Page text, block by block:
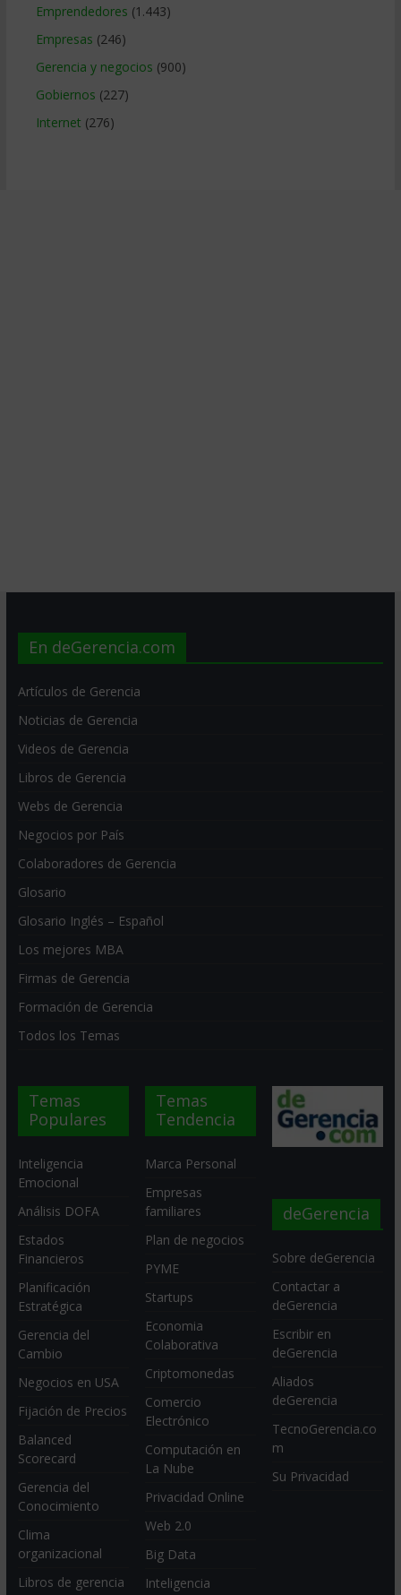
Emprendedores (1.443)
Empresas (246)
Gerencia y negocios (900)
Gobiernos (227)
Internet (276)
En deGerencia.com
Artículos de Gerencia
Noticias de Gerencia
Videos de Gerencia
Libros de Gerencia
Webs de Gerencia
Negocios por País
Colaboradores de Gerencia
Glosario
Glosario Inglés – Español
Los mejores MBA
Firmas de Gerencia
Formación de Gerencia
Todos los Temas
Temas
Populares
Inteligencia
Emocional
Análisis DOFA
Estados
Financieros
Planificación
Estratégica
Gerencia del
Cambio
Negocios en USA
Fijación de Precios
Balanced
Scorecard
Gerencia del
Conocimiento
Clima
organizacional
Libros de gerencia
Temas
Tendencia
Marca Personal
Empresas
familiares
Plan de negocios
PYME
Startups
Economia
Colaborativa
Criptomonedas
Comercio
Electrónico
Computación en
La Nube
Privacidad Online
Web 2.0
Big Data
Inteligencia
deGerencia
Sobre deGerencia
Contactar a
deGerencia
Escribir en
deGerencia
Aliados
deGerencia
TecnoGerencia.co
m
Su Privacidad